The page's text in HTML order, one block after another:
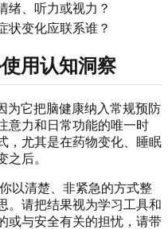
绪、听力或视力？
状变化应联系谁？
用认知洞察
为它把脑健康纳入常规预防
意力和日常功能的唯一时
，尤其是在药物变化、睡眠
之后。
以清楚、非紧急的方式整
。请把结果视为学习工具和
或与安全有关的担忧，请带